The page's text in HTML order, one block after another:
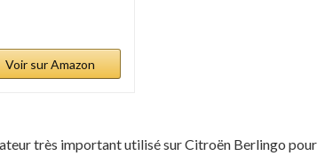
Voir sur Amazon
très important utilisé sur Citroën Berlingo pour